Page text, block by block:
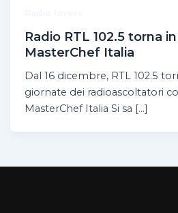
Radio RTL 102.5 torna
MasterChef Italia
Dal 16 dicembre, RTL 102.5
giornate dei radioascoltatori
MasterChef Italia Si sa […]